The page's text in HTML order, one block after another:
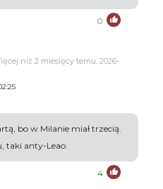
0
niż 2 miesięcy temu, 2026-
bo w Milanie miał trzecią.
taki anty-Leao.
4